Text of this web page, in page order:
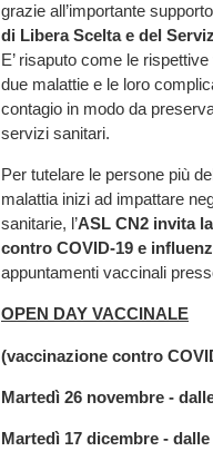
grazie all’importante
di Libera Scelta e del
E’ risaputo come le
due malattie e le loro
contagio in modo da
servizi sanitari.
Per tutelare le persone più
malattia inizi ad impattare
sanitarie, l’ASL CN2 invita
contro COVID-19 e
appuntamenti vaccinali
OPEN DAY VACCINALE
(vaccinazione contro
Martedì 26 novembre -
Martedì 17 dicembre - dalle